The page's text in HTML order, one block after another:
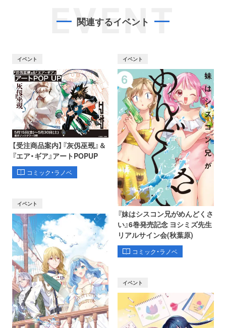
EVENT
関連するイベント
イベント
【受注商品案内】『灰仭巫覡』＆
『エア・ギア』アートPOPUP
コミック・ラノベ
イベント
『妹はシスコン兄がめんどくさ
い』6巻発売記念 ヨシミズ先生
リアルサイン会(秋葉原)
コミック・ラノベ
イベント
イベント